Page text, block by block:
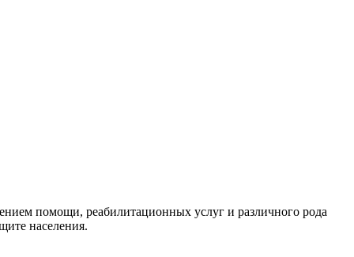
помощи, реабилитационных услуг и различного рода
населения.